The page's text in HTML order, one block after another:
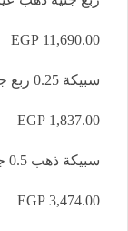
11,690.00 EGP
سبيكة 0.25 ربع جرام ذهب عيار 24
1,837.00 EGP
سبيكة ذهب 0.5 جرام عيار 24
3,474.00 EGP